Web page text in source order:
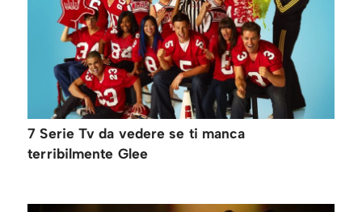
7 Serie Tv da vedere se ti manca
terribilmente Glee